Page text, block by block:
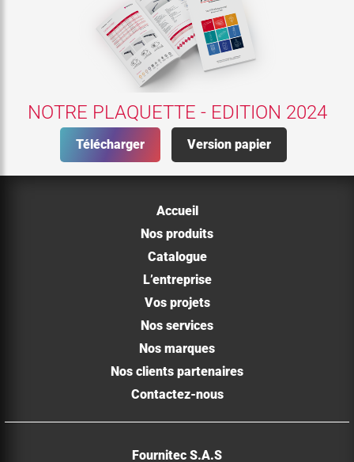
NOTRE PLAQUETTE - EDITION 2024
Télécharger Version papier
Accueil
Nos produits
Catalogue
L’entreprise
Vos projets
Nos services
Nos marques
Nos clients partenaires
Contactez-nous
Fournitec S.A.S